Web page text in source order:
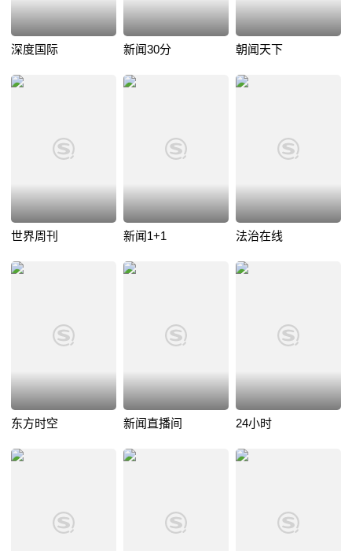
深度国际 新闻30分 朝闻天下
世界周刊 新闻1+1 法治在线
东方时空 新闻直播间 24小时